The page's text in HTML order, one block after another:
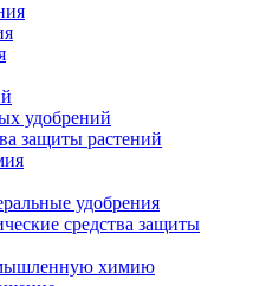
удобрений
защиты растений
удобрения
средства защиты
химию